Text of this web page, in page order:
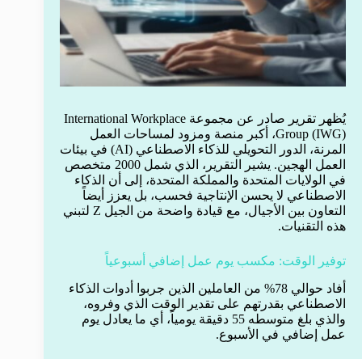
يُظهر تقرير صادر عن مجموعة International Workplace
Group (IWG)، أكبر منصة ومزود لمساحات العمل
المرنة، الدور التحويلي للذكاء الاصطناعي (AI) في بيئات
العمل الهجين. يشير التقرير، الذي شمل 2000 متخصص
في الولايات المتحدة والمملكة المتحدة، إلى أن الذكاء
الاصطناعي لا يحسن الإنتاجية فحسب، بل يعزز أيضاً
التعاون بين الأجيال، مع قيادة واضحة من الجيل Z لتبني
هذه التقنيات.
توفير الوقت: مكسب يوم عمل إضافي أسبوعياً
أفاد حوالي 78% من العاملين الذين جربوا أدوات الذكاء
الاصطناعي بقدرتهم على تقدير الوقت الذي وفروه،
والذي بلغ متوسطه 55 دقيقة يومياً، أي ما يعادل يوم
عمل إضافي في الأسبوع.